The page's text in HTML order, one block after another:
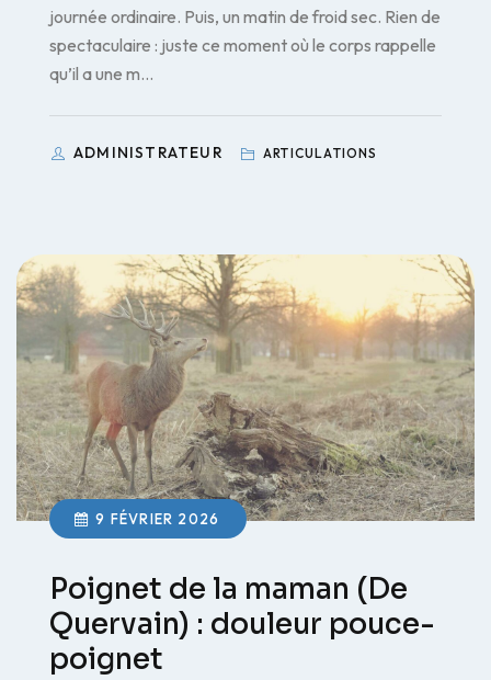
journée ordinaire. Puis, un matin de froid sec. Rien de
spectaculaire : juste ce moment où le corps rappelle
qu’il a une m…
ADMINISTRATEUR ARTICULATIONS
9 FÉVRIER 2026
Poignet de la maman (De
Quervain) : douleur pouce-
poignet